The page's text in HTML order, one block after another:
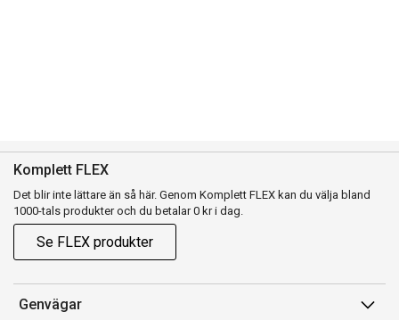
Komplett FLEX
Det blir inte lättare än så här. Genom Komplett FLEX kan du välja bland
1000-tals produkter och du betalar 0 kr i dag.
Se FLEX produkter
Genvägar